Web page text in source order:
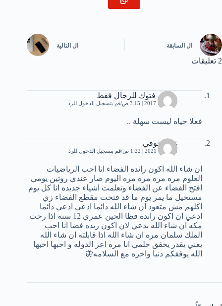
ال السابقة ال التالية
2 تعليقات
منتدى فتوك للرجال فقط
17 يونيو، 2017 | 3:15 ص قم بتسجيل الدخول للرد
فعلا حياه ليست سهلة ..
غلا الحوفي
8 أكتوبر، 2021 | 1:22 ص قم بتسجيل الدخول للرد
ان شاء الله اكون رائده الفضاء انا احب الرياضيات
العلوم مره مره مره مره اليوم صار عندي روتين يومي
افتح الفضاء عن الفضاء وتعلمت اشياء جديده انا كل يوم
مستحيل ما يمر يوم ما قد فتحت مقطع الفضاء زي
اكلهم مش متعود ان شاء الله دائما ادعي ادعي دائما
ادعي ان اكون راىده فظا الحين عمري 12 سنه اذا رحت
مكه ان شاء الله بدعي لان اكون رىده فضا انا احب
الملك سلمان مره ان شاء الله اذا قابلته ان شاء الله
يعني يقدر يحقق حلمي انا مره اعز الدوله و احبها احبها
الله يوفقكم دنيا واخره مع السلامه🦋